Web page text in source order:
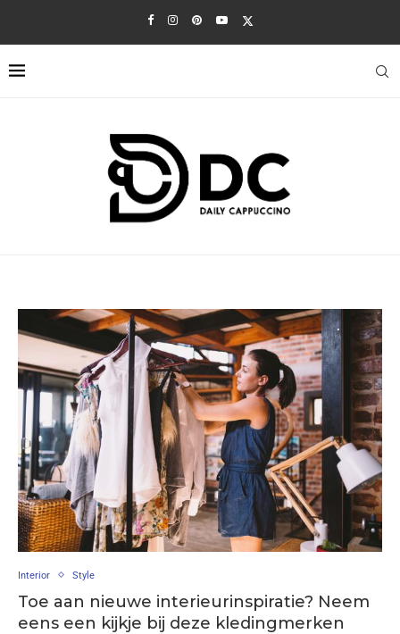
Interior Style
Toe aan nieuwe interieurinspiratie? Neem
eens een kijkje bij deze kledingmerken